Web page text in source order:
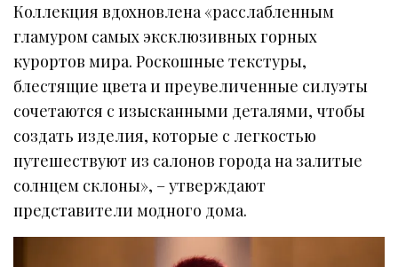
Коллекция вдохновлена «расслабленным
гламуром самых эксклюзивных горных
курортов мира. Роскошные текстуры,
блестящие цвета и преувеличенные силуэты
сочетаются с изысканными деталями, чтобы
создать изделия, которые с легкостью
путешествуют из салонов города на залитые
солнцем склоны», – утверждают
представители модного дома.